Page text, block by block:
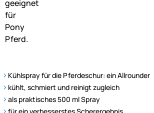
Kühlspray für die Pferdeschur: ein Allrounder
kühlt, schmiert und reinigt zugleich
als praktisches 500 ml Spray